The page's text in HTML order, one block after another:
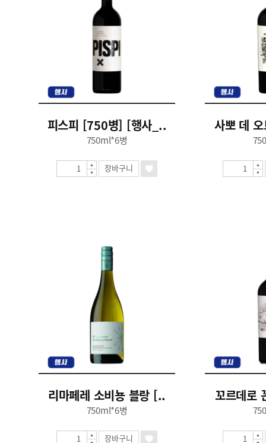
피스피 [750병] [행사_..
750ml*6병
장바구니
사뽀 데
리마페레 소비뇽 블랑 [..
750ml*6병
장바구니
꼬르데로